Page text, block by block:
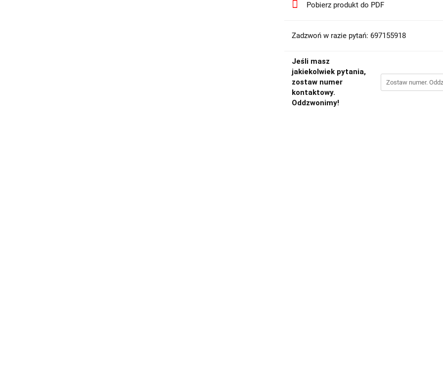
Pobierz produkt do PDF
Zadzwoń w razie pytań: 697155918
Jeśli masz
jakiekolwiek pytania,
zostaw numer
kontaktowy.
Oddzwonimy!